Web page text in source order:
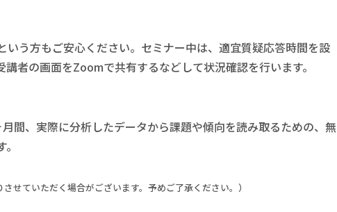
いう方もご安心ください。セミナー中は、適宜質疑応答時間を設
者の画面をZoomで共有するなどして状況確認を行います。
間、実際に分析したデータから課題や傾向を読み取るための、無
せていただく場合がございます。予めご了承ください。）